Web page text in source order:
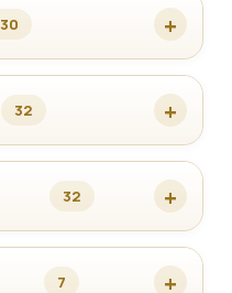
30
32
32
7